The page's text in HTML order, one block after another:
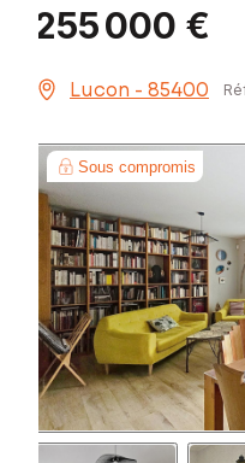
255 000 €
Lucon - 85400
Sous compromis